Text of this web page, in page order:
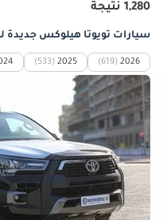
1,280 نتيجة
سيارات تويوتا هيلوكس جديدة
2026
(619)
2025
(533)